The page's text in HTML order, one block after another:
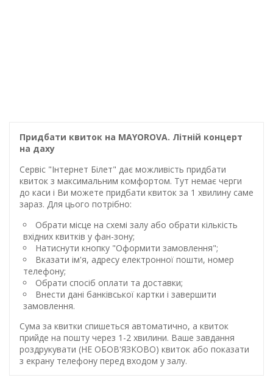
Придбати квиток на MAYOROVA. Літній концерт
на даху
Сервіс "Інтернет Білет" дає можливість придбати
квиток з максимальним комфортом. Тут немає черги
до каси і Ви можете придбати квиток за 1 хвилину саме
зараз. Для цього потрібно:
Обрати місце на схемі залу або обрати кількість
вхідних квитків у фан-зону;
Натиснути кнопку "Оформити замовлення";
Вказати ім'я, адресу електронної пошти, номер
телефону;
Обрати спосіб оплати та доставки;
Внести дані банківської картки і завершити
замовлення.
Сума за квитки спишеться автоматично, а квиток
прийде на пошту через 1-2 хвилини. Ваше завдання
роздрукувати (НЕ ОБОВ'ЯЗКОВО) квиток або показати
з екрану телефону перед входом у залу.